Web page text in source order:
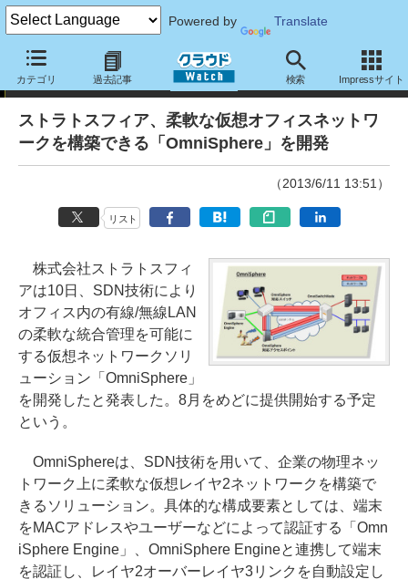
Powered by Translate
カテゴリ 過去記事 検索 Impressサイト
ニュース
ストラトスフィア、柔軟な仮想オフィスネットワ
ークを構築できる「OmniSphere」を開発
（2013/6/11 13:51）
リスト
株式会社ストラトスフィ
アは10日、SDN技術により
オフィス内の有線/無線LAN
の柔軟な統合管理を可能に
する仮想ネットワークソリ
ューション「OmniSphere」
を開発したと発表した。8月をめどに提供開始する予定
という。
OmniSphereは、SDN技術を用いて、企業の物理ネッ
トワーク上に柔軟な仮想レイヤ2ネットワークを構築で
きるソリューション。具体的な構成要素としては、端末
をMACアドレスやユーザーなどによって認証する「Omn
iSphere Engine」、OmniSphere Engineと連携して端末
を認証し、レイヤ2オーバーレイヤ3リンクを自動設定し